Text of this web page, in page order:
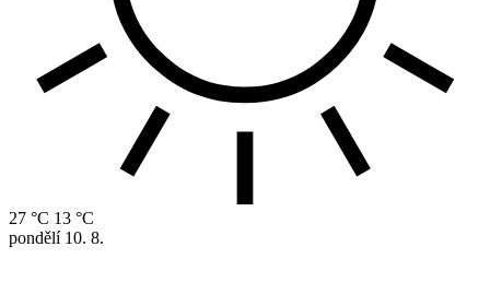
27 °C 13 °C
pondělí 10. 8.